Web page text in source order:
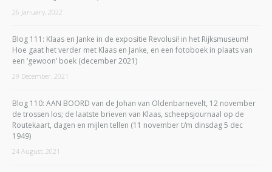
26 January, 2022
Blog 111: Klaas en Janke in de expositie Revolusi! in het Rijksmuseum!
Hoe gaat het verder met Klaas en Janke, en een fotoboek in plaats van
een ‘gewoon’ boek (december 2021)
29 December, 2021
Blog 110: AAN BOORD van de Johan van Oldenbarnevelt, 12 november
de trossen los; de laatste brieven van Klaas, scheepsjournaal op de
Routekaart, dagen en mijlen tellen (11 november t/m dinsdag 5 dec
1949)
24 August, 2021